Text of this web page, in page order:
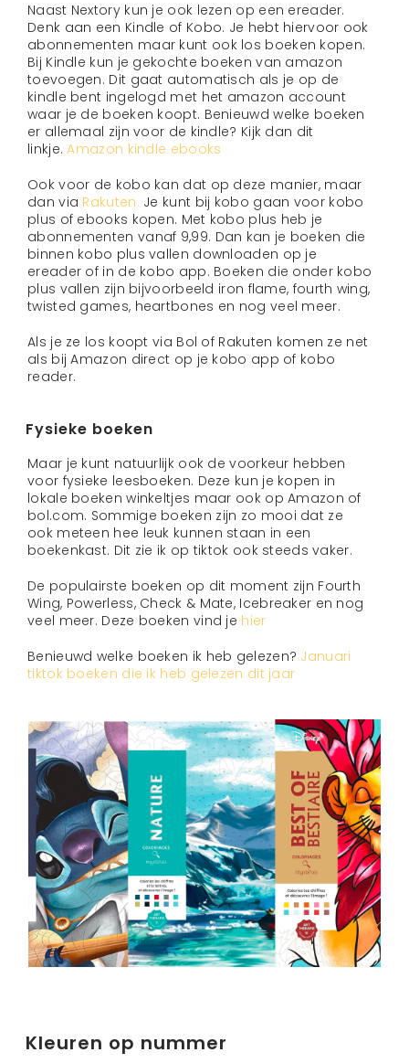
Naast Nextory kun je ook lezen op een ereader.
Denk aan een Kindle of Kobo. Je hebt hiervoor ook
abonnementen maar kunt ook los boeken kopen.
Bij Kindle kun je gekochte boeken van amazon
toevoegen. Dit gaat automatisch als je op de
kindle bent ingelogd met het amazon account
waar je de boeken koopt. Benieuwd welke boeken
er allemaal zijn voor de kindle? Kijk dan dit
linkje.Amazon kindle ebooks
Ook voor de kobo kan dat op deze manier, maar
dan via Rakuten. Je kunt bij kobo gaan voor kobo
plus of ebooks kopen. Met kobo plus heb je
abonnementen vanaf 9,99. Dan kan je boeken die
binnen kobo plus vallen downloaden op je
ereader of in de kobo app. Boeken die onder kobo
plus vallen zijn bijvoorbeeld iron flame, fourth wing,
twisted games, heartbones en nog veel meer.
Als je ze los koopt via Bol of Rakuten komen ze net
als bij Amazon direct op je kobo app of kobo
reader.
Fysieke boeken
Maar je kunt natuurlijk ook de voorkeur hebben
voor fysieke leesboeken. Deze kun je kopen in
lokale boeken winkeltjes maar ook op Amazon of
bol.com. Sommige boeken zijn zo mooi dat ze
ook meteen hee leuk kunnen staan in een
boekenkast. Dit zie ik op tiktok ook steeds vaker.
De populairste boeken op dit moment zijn Fourth
Wing, Powerless, Check & Mate, Icebreaker en nog
veel meer. Deze boeken vind je hier
Benieuwd welke boeken ik heb gelezen? Januari
tiktok boeken die ik heb gelezen dit jaar
Kleuren op nummer